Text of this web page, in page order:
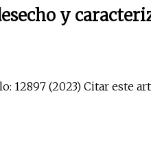
y
12897 (2023) Citar este